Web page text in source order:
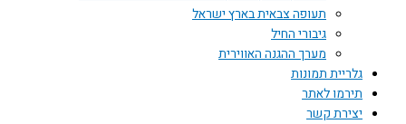
תעופה צבאית בארץ ישראל
גיבורי החיל
מערך ההגנה האווירית
גלריית תמונות
תירמו לאתר
יצירת קשר